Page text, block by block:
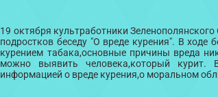
19 октября культработники
подростков беседу "О вреде курения". В
курением табака,основные причины вреда
можно выявить человека,который
информацией о вреде курения,о моральном